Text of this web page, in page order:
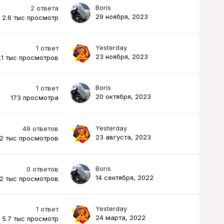
2 ответа
2.6 тыс просмотр
Boris
29 ноября, 2023
1 ответ
тыс просмотров
Yesterday
23 ноября, 2023
1 ответ
173 просмотра
Boris
20 октября, 2023
49 ответов
тыс просмотров
Yesterday
23 августа, 2023
0 ответов
тыс просмотров
Boris
14 сентября, 2022
1 ответ
5.7 тыс просмотр
Yesterday
24 марта, 2022